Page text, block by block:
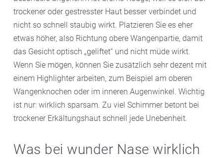
trockener oder gestresster Haut besser verbindet und
nicht so schnell staubig wirkt. Platzieren Sie es eher
etwas höher, also Richtung obere Wangenpartie, damit
das Gesicht optisch „geliftet“ und nicht müde wirkt.
Wenn Sie mögen, können Sie zusätzlich sehr dezent mit
einem Highlighter arbeiten, zum Beispiel am oberen
Wangenknochen oder im inneren Augenwinkel. Wichtig
ist nur: wirklich sparsam. Zu viel Schimmer betont bei
trockener Erkältungshaut schnell jede Unebenheit.
Was bei wunder Nase wirklich